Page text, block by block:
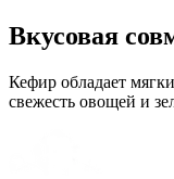
Вкусовая
Кефир обладает
свежесть овощей и